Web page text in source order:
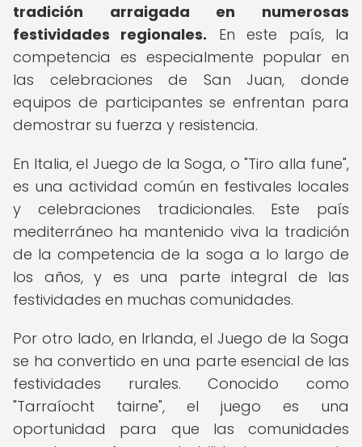
tradición arraigada en numerosas
festividades regionales. En este país, la
competencia es especialmente popular en
las celebraciones de San Juan, donde
equipos de participantes se enfrentan para
demostrar su fuerza y resistencia.
En Italia, el Juego de la Soga, o "Tiro alla fune",
es una actividad común en festivales locales
y celebraciones tradicionales. Este país
mediterráneo ha mantenido viva la tradición
de la competencia de la soga a lo largo de
los años, y es una parte integral de las
festividades en muchas comunidades.
Por otro lado, en Irlanda, el Juego de la Soga
se ha convertido en una parte esencial de las
festividades rurales. Conocido como
"Tarraíocht tairne", el juego es una
oportunidad para que las comunidades